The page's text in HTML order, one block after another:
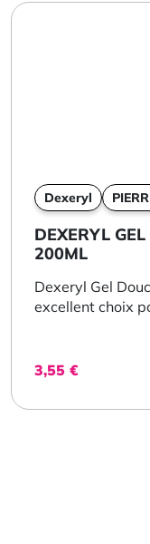
Dexeryl
DEXERYL
200ML
Dexeryl Gel
excellent choix
3,55 €